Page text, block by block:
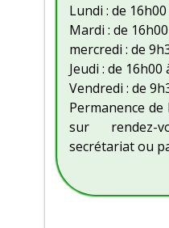
Lundi : de
Mardi : de
mercredi : de
Jeudi : de 16h00
Vendredi : de
Permanence
sur rendez-
secrétariat ou